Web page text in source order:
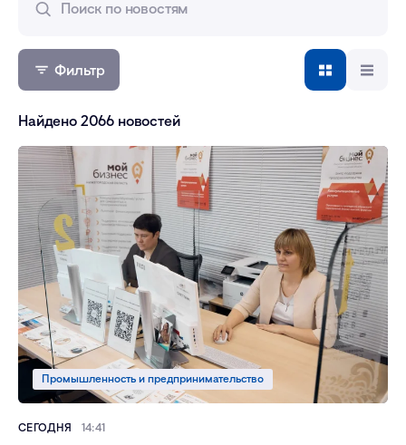
Фильтр
Найдено 2066 новостей
Промышленность и предпринимательство
СЕГОДНЯ 14:41